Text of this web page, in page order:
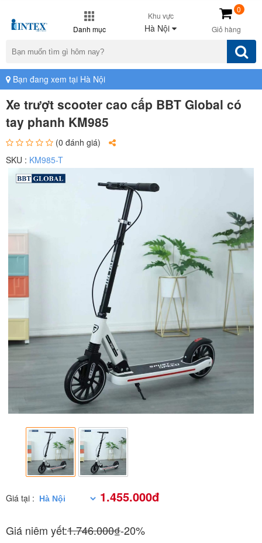
Danh mục
Khu vực
Hà Nội Giỏ hàng
0
Bạn đang xem tại Hà Nội
Xe trượt scooter cao cấp BBT Global có
tay phanh KM985
(0 đánh giá)
SKU : KM985-T
Giá tại : 1.455.000đ
Giá niêm yết:1.746.000₫-20%